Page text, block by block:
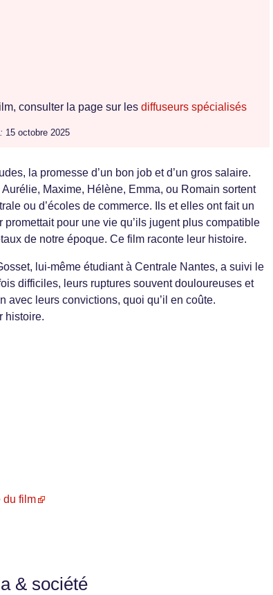
consulter la page sur les diffuseurs spécialisés
15 octobre 2025
la promesse d’un bon job et d’un gros salaire.
Maxime, Hélène, Emma, ou Romain sortent
ou d’écoles de commerce. Ils et elles ont fait un
promettait pour une vie qu’ils jugent plus compatible
de notre époque. Ce film raconte leur histoire.
lui-même étudiant à Centrale Nantes, a suivi le
difficiles, leurs ruptures souvent douloureuses et
avec leurs convictions, quoi qu’il en coûte.
histoire.
du film
& société